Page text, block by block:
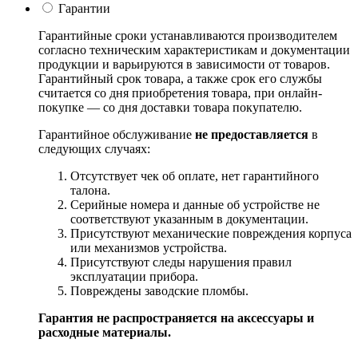
Гарантии
Гарантийные сроки устанавливаются производителем
согласно техническим характеристикам и документации
продукции и варьируются в зависимости от товаров.
Гарантийный срок товара, а также срок его службы
считается со дня приобретения товара, при онлайн-
покупке — со дня доставки товара покупателю.
Гарантийное обслуживание не предоставляется в
следующих случаях:
Отсутствует чек об оплате, нет гарантийного
талона.
Серийные номера и данные об устройстве не
соответствуют указанным в документации.
Присутствуют механические повреждения корпуса
или механизмов устройства.
Присутствуют следы нарушения правил
эксплуатации прибора.
Повреждены заводские пломбы.
Гарантия не распространяется на аксессуары и
расходные материалы.